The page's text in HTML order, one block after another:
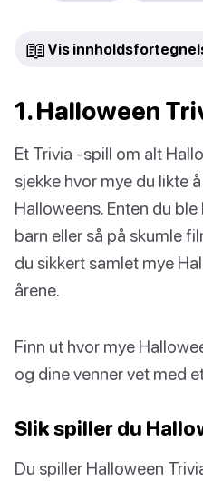
📖 Vis
1. Halloween
Et Trivia -spill om alt
sjekke hvor mye du likte
Halloweens. Enten du
barn eller så på skumle
du sikkert samlet mye
årene.
Finn ut hvor mye
og dine venner vet med
Slik spiller du
Du spiller Halloween